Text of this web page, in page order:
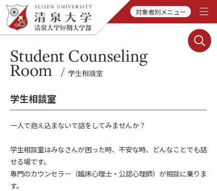
対象者別メニュー
学生相談室
一人で抱え込まないで話をしてみませんか？
学生相談室はみなさんが困った時、不安な時、どんなことでも話
せる場です。
専門のカウンセラー（臨床心理士・公認心理師）が相談に乗りま
す。